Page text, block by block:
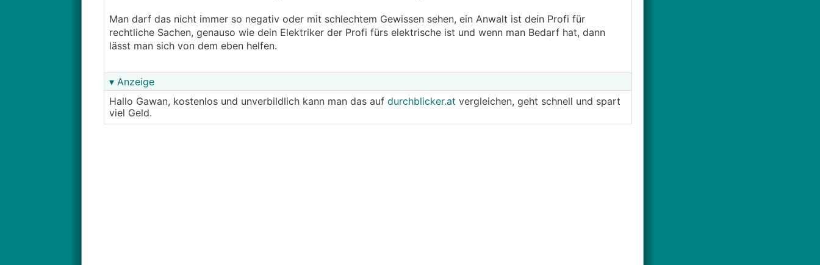
Man darf das nicht immer so negativ oder mit schlechtem Gewissen sehen, ein Anwalt ist dein Profi für
rechtliche Sachen, genauso wie dein Elektriker der Profi fürs elektrische ist und wenn man Bedarf hat, dann
lässt man sich von dem eben helfen.
▾ Anzeige
Hallo Gawan, kostenlos und unverbildlich kann man das auf durchblicker.at vergleichen, geht schnell und spart
viel Geld.